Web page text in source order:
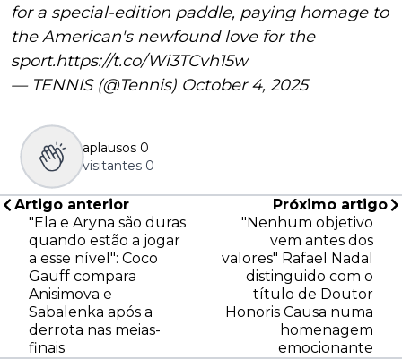
for a special-edition paddle, paying homage to
the American's newfound love for the
sport.https://t.co/Wi3TCvh15w
— TENNIS (@Tennis) October 4, 2025
aplausos 0
visitantes 0
Artigo anterior
"Ela e Aryna são duras
quando estão a jogar
a esse nível": Coco
Gauff compara
Anisimova e
Sabalenka após a
derrota nas meias-
finais
Próximo artigo
"Nenhum objetivo
vem antes dos
valores" Rafael Nadal
distinguido com o
título de Doutor
Honoris Causa numa
homenagem
emocionante